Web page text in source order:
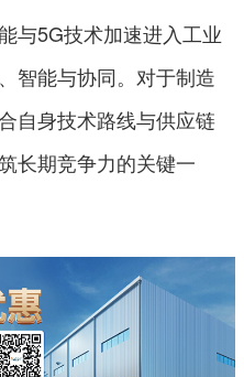
5G技术加速进入工业
智能与协同。对于制造
自身技术路线与供应链
长期竞争力的关键一